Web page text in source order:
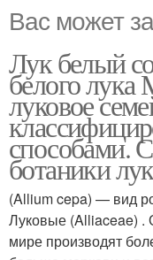
Вас может
Лук белый
белого лука
луковое
способами.
ботаники
(Allium cepa) — вид
Луковые (Alliaceae) .
мире производят